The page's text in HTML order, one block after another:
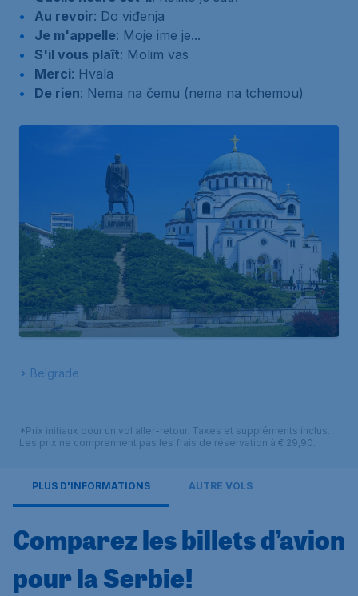
Au revoir: Do viđenja
Je m'appelle: Moje ime je...
S'il vous plaît: Molim vas
Merci: Hvala
De rien: Nema na čemu (nema na tchemou)
Belgrade
*Prix initiaux pour un vol aller-retour. Taxes et suppléments inclus.
Les prix ne comprennent pas les frais de réservation à € 29,90.
PLUS D'INFORMATIONS AUTRE VOLS
Comparez les billets d’avion
pour la Serbie!